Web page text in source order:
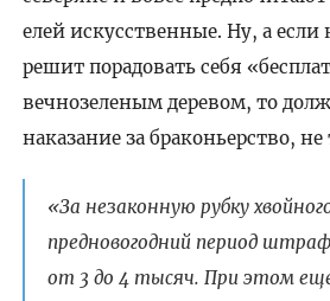
елей искусственные. Ну, а
решит порадовать себя
вечнозеленым деревом, то
наказание за браконьерство,
«За незаконную рубку
предновогодний период
от 3 до 4 тысяч. При этом